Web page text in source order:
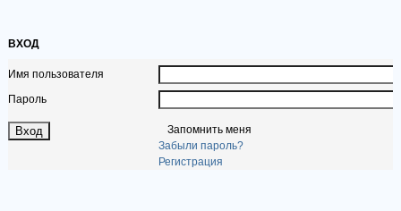
ВХОД
Имя пользователя
Пароль
Запомнить меня
Забыли пароль?
Регистрация